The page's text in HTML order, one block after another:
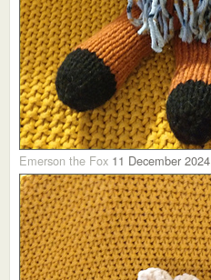
Emerson the Fox 11 December 2024